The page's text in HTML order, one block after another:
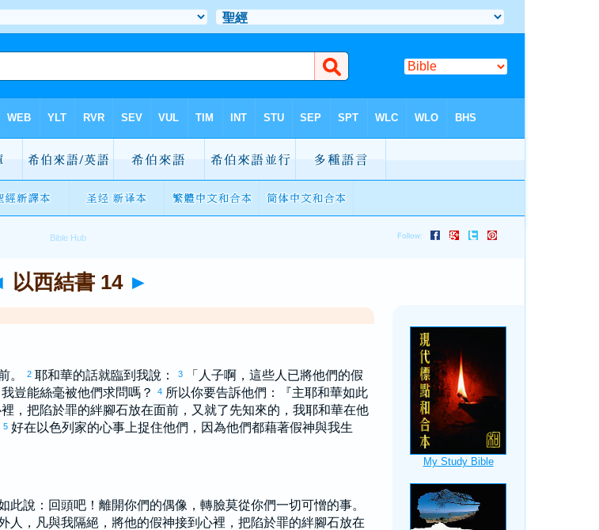
以西結書 14 ►
。 2 耶和華的話就臨到我說： 3
「人子啊，這些人已將他們的假
豈能絲毫被他們求問嗎？
4 所以你要告訴他們：『主耶和華如此
，把陷於罪的絆腳石放在面前，又就了先知來的，我耶和華在他
5 好在 以色列 家的心事上捉住他們，因為他們都藉著假神與我生
此說：回頭吧！離開你們的偶像，轉臉莫從你們一切可憎的事。
人，凡與我隔絕，將他的假神接到心裡，把陷於罪的絆腳石放在